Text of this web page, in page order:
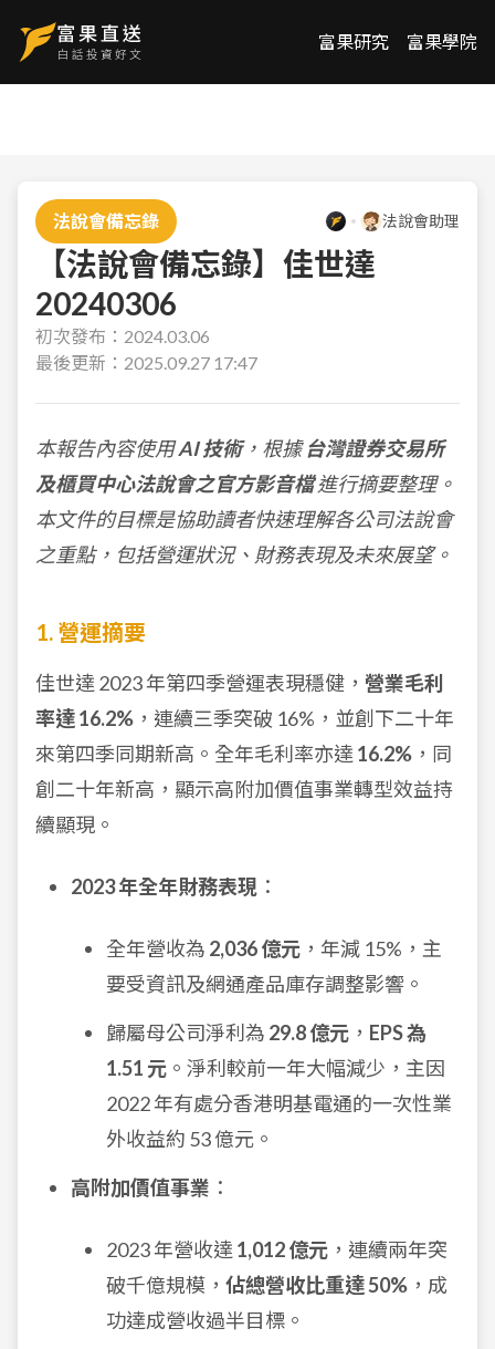
富果研究 富果學院
法說會備忘錄 法說會助理
【法說會備忘錄】佳世達
20240306
初次發布： 2024.03.06
最後更新： 2025.09.27 17:47
本報告內容使用AI 技術，根據台灣證券交易所
及櫃買中心法說會之官方影音檔進行摘要整理。
本文件的目標是協助讀者快速理解各公司法說會
之重點，包括營運狀況、財務表現及未來展望。
1. 營運摘要
佳世達 2023 年第四季營運表現穩健， 營業毛利
率達 16.2% ，連續三季突破 16%，並創下二十年
來第四季同期新高。全年毛利率亦達 16.2% ，同
創二十年新高，顯示高附加價值事業轉型效益持
續顯現。
2023 年全年財務表現 ：
全年營收為 2,036 億元 ，年減 15%，主
要受資訊及網通產品庫存調整影響。
歸屬母公司淨利為 29.8 億元 ， EPS 為
1.51 元 。淨利較前一年大幅減少，主因
2022 年有處分香港明基電通的一次性業
外收益約 53 億元。
高附加價值事業 ：
2023 年營收達 1,012 億元 ，連續兩年突
破千億規模， 佔總營收比重達 50% ，成
功達成營收過半目標。